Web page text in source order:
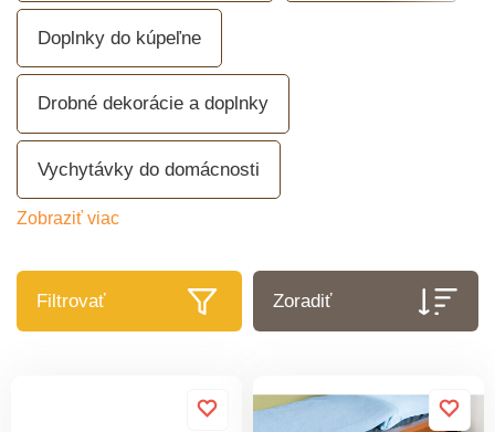
Doplnky do kúpeľne
Drobné dekorácie a doplnky
Vychytávky do domácnosti
Zobraziť viac
Filtrovať Zoradiť